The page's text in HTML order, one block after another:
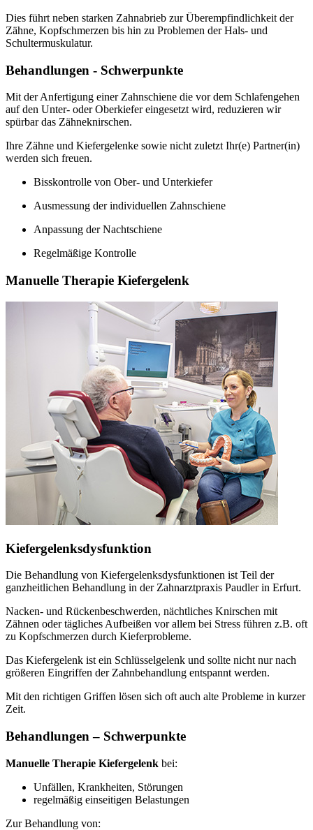
Dies führt neben starken Zahnabrieb zur Überempfindlichkeit der
Zähne, Kopfschmerzen bis hin zu Problemen der Hals- und
Schultermuskulatur.
Behandlungen - Schwerpunkte
Mit der Anfertigung einer Zahnschiene die vor dem Schlafengehen
auf den Unter- oder Oberkiefer eingesetzt wird, reduzieren wir
spürbar das Zähneknirschen.
Ihre Zähne und Kiefergelenke sowie nicht zuletzt Ihr(e) Partner(in)
werden sich freuen.
Bisskontrolle von Ober- und Unterkiefer
Ausmessung der individuellen Zahnschiene
Anpassung der Nachtschiene
Regelmäßige Kontrolle
Manuelle Therapie Kiefergelenk
Kiefergelenksdysfunktion
Die Behandlung von Kiefergelenksdysfunktionen ist Teil der
ganzheitlichen Behandlung in der Zahnarztpraxis Paudler in Erfurt.
Nacken- und Rückenbeschwerden, nächtliches Knirschen mit
Zähnen oder tägliches Aufbeißen vor allem bei Stress führen z.B. oft
zu Kopfschmerzen durch Kieferprobleme.
Das Kiefergelenk ist ein Schlüsselgelenk und sollte nicht nur nach
größeren Eingriffen der Zahnbehandlung entspannt werden.
Mit den richtigen Griffen lösen sich oft auch alte Probleme in kurzer
Zeit.
Behandlungen – Schwerpunkte
Manuelle Therapie Kiefergelenk bei:
Unfällen, Krankheiten, Störungen
regelmäßig einseitigen Belastungen
Zur Behandlung von: